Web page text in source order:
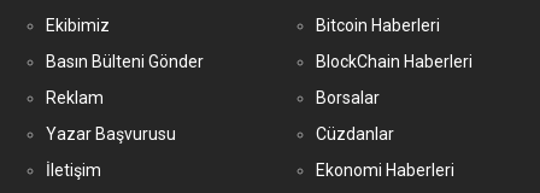
Ekibimiz
Basın Bülteni Gönder
Reklam
Yazar Başvurusu
İletişim
Bitcoin Haberleri
BlockChain Haberleri
Borsalar
Cüzdanlar
Ekonomi Haberleri